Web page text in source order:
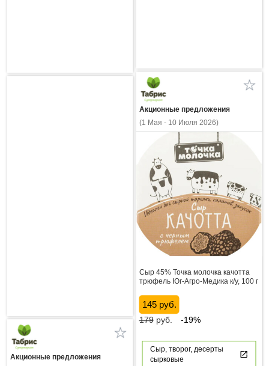
Акционные предложения
(1 Мая - 10 Июля 2026)
Сыр 45% Точка молочка качотта
трюфель Юг-Агро-Медика к/у, 100 г
145 руб.
179руб. -19%
Сыр, творог, десерты
сырковые
Акционные предложения